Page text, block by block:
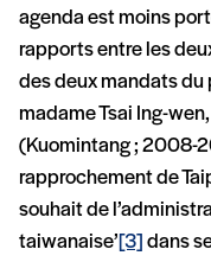
agenda est moins
rapports entre les
des deux mandats
madame Tsai Ing-
(Kuomintang ; 2008-
rapprochement de
souhait de
taiwanaise’[3] dans